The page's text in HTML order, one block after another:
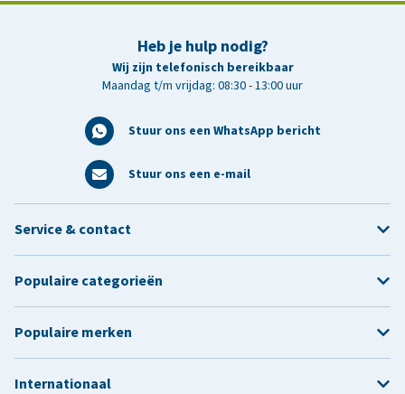
Heb je hulp nodig?
Wij zijn telefonisch bereikbaar
Maandag t/m vrijdag: 08:30 - 13:00 uur
Stuur ons een WhatsApp bericht
Stuur ons een e-mail
Service & contact
Populaire categorieën
Populaire merken
Internationaal